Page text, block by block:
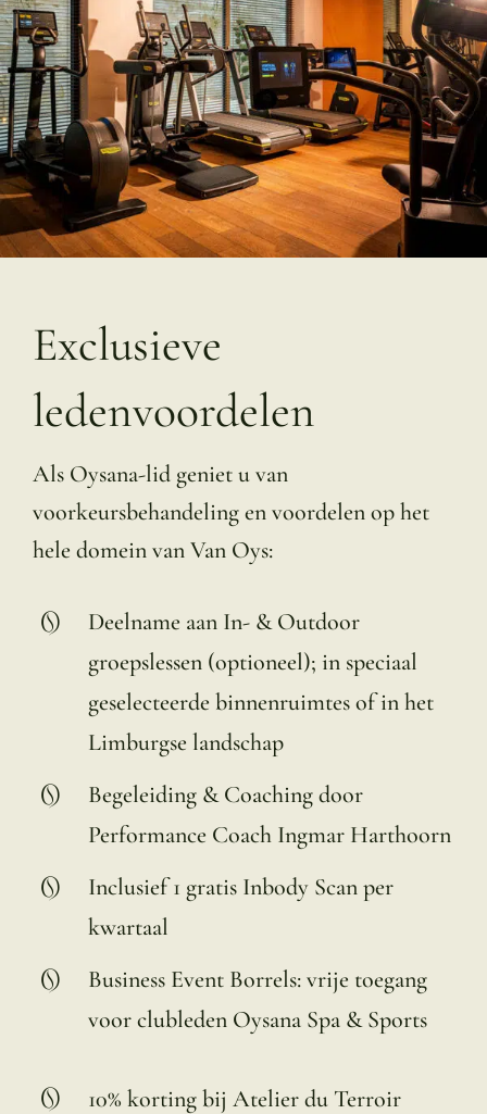
Exclusieve
ledenvoordelen
Als Oysana-lid geniet u van
voorkeursbehandeling en voordelen op het
hele domein van Van Oys:
Deelname aan In- & Outdoor
groepslessen (optioneel); in speciaal
geselecteerde binnenruimtes of in het
Limburgse landschap
Begeleiding & Coaching door
Performance Coach Ingmar Harthoorn
Inclusief 1 gratis Inbody Scan per
kwartaal
Business Event Borrels: vrije toegang
voor clubleden Oysana Spa & Sports
10% korting bij Atelier du Terroir